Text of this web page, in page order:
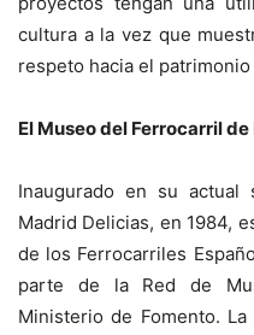
cultura a la vez que
respeto hacia el
El Museo del Ferrocarril
Inaugurado en su actual
Madrid Delicias, en 1984,
de los Ferrocarriles
parte de la Red de
Ministerio de Fomento.